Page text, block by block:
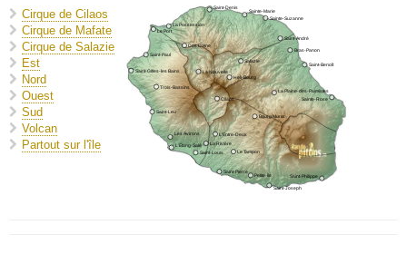
Cirque de Cilaos
Cirque de Mafate
Cirque de Salazie
Est
Nord
Ouest
Sud
Volcan
Partout sur l'île
Bourg Murat
Bras-Panon
Cilaos
Dos D'Ane
Hell-Bourg
L'Étang-Salé
L'Entre-Deux
La Nouvelle
La Plaine-des-Palmistes
La Possession
La Rivière
Le Port
Le Tampon
Les Avirons
Petite-Île
Saint-André
Saint-Benoît
Saint-Denis
Saint-Gilles-les Bains
Saint-Joseph
Saint-Leu
Saint-Louis
Saint-Paul
Saint-Philippe
Saint-Pierre
Sainte-Marie
Sainte-Rose
Sainte-Suzanne
Salazie
Trois-Bassins